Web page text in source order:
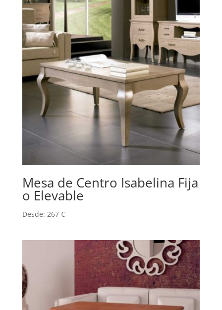
Mesa de Centro Isabelina Fija
o Elevable
Desde: 267 €